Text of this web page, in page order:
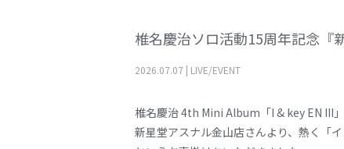
椎名慶治ソロ活動15周年記念『
2026.07.07 | LIVE/EVENT
椎名慶治4th Mini Album 「I & key EN III
新星堂アスナル金山店さんより、熱く「